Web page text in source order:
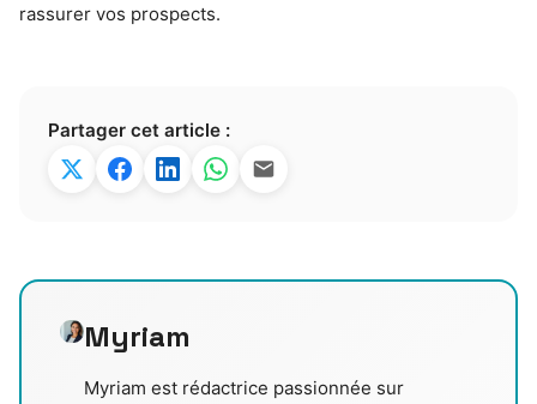
rassurer vos prospects.
Partager cet article :
Myriam
Myriam est rédactrice passionnée sur